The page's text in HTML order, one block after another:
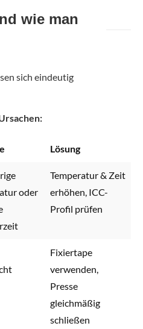
wie man
sich eindeutig
Lösung
oder
Temperatur & Zeit
erhöhen, ICC-
Profil prüfen
Fixiertape
verwenden,
Presse
gleichmäßig
schließen